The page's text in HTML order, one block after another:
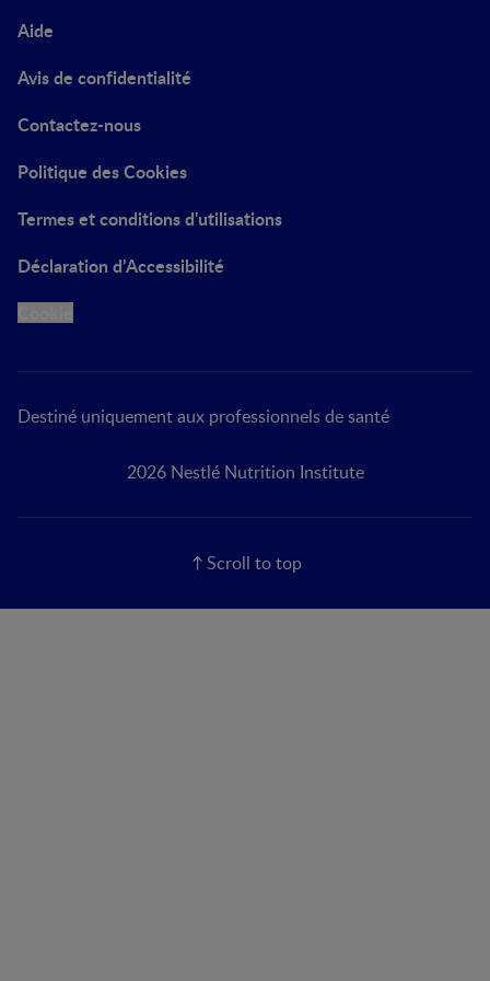
Aide
Avis de confidentialité
Contactez-nous
Politique des Cookies
Termes et conditions d'utilisations
Déclaration d’Accessibilité
Destiné uniquement aux professionnels de santé
2026 Nestlé Nutrition Institute
Scroll to top